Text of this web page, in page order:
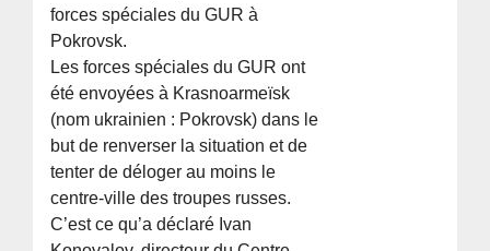
forces spéciales du GUR à
Pokrovsk.
Les forces spéciales du GUR ont
été envoyées à Krasnoarmeïsk
(nom ukrainien : Pokrovsk) dans le
but de renverser la situation et de
tenter de déloger au moins le
centre-ville des troupes russes.
C’est ce qu’a déclaré Ivan